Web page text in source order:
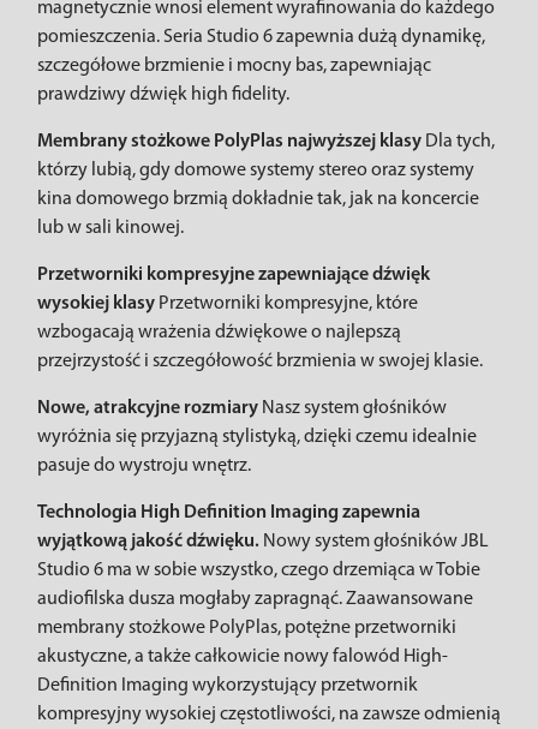
magnetycznie wnosi element wyrafinowania do każdego
pomieszczenia. Seria Studio 6 zapewnia dużą dynamikę,
szczegółowe brzmienie i mocny bas, zapewniając
prawdziwy dźwięk high fidelity.
Membrany stożkowe PolyPlas najwyższej klasy Dla tych,
którzy lubią, gdy domowe systemy stereo oraz systemy
kina domowego brzmią dokładnie tak, jak na koncercie
lub w sali kinowej.
Przetworniki kompresyjne zapewniające dźwięk
wysokiej klasy Przetworniki kompresyjne, które
wzbogacają wrażenia dźwiękowe o najlepszą
przejrzystość i szczegółowość brzmienia w swojej klasie.
Nowe, atrakcyjne rozmiary Nasz system głośników
wyróżnia się przyjazną stylistyką, dzięki czemu idealnie
pasuje do wystroju wnętrz.
Technologia High Definition Imaging zapewnia
wyjątkową jakość dźwięku. Nowy system głośników JBL
Studio 6 ma w sobie wszystko, czego drzemiąca w Tobie
audiofilska dusza mogłaby zapragnąć. Zaawansowane
membrany stożkowe PolyPlas, potężne przetworniki
akustyczne, a także całkowicie nowy falowód High-
Definition Imaging wykorzystujący przetwornik
kompresyjny wysokiej częstotliwości, na zawsze odmienią